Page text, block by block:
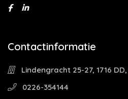
Contactinformatie
Lindengracht 25-27, 1716
0226-354144